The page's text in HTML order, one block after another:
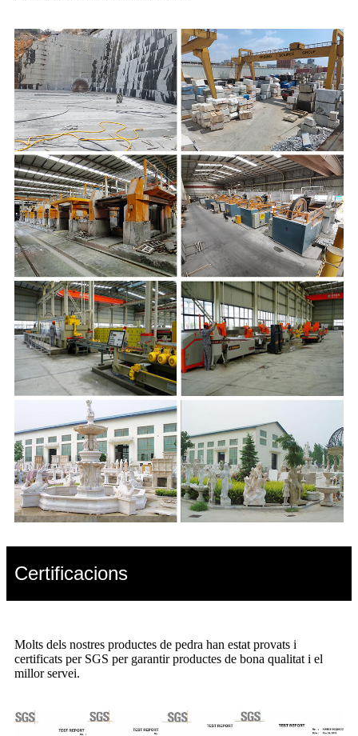
Certificacions
Molts dels nostres productes de pedra han estat provats i
certificats per SGS per garantir productes de bona qualitat i el
millor servei.